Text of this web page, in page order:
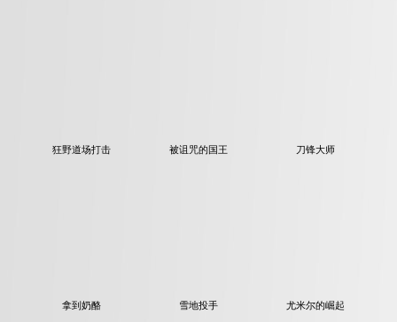
狂野道场打击 被诅咒的国王 刀锋大师
拿到奶酪 雪地投手 尤米尔的崛起